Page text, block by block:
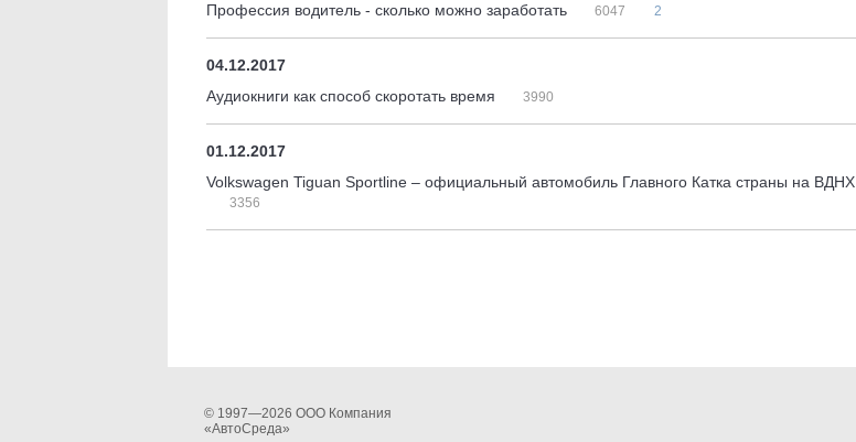
Профессия водитель - сколько можно заработать
6047 2
04.12.2017
Аудиокниги как способ скоротать время
3990
01.12.2017
Volkswagen Tiguan Sportline – официальный автомобиль Главного Катка страны на ВДНХ
3356
© 1997—2026 ООО Компания
«АвтоСреда»